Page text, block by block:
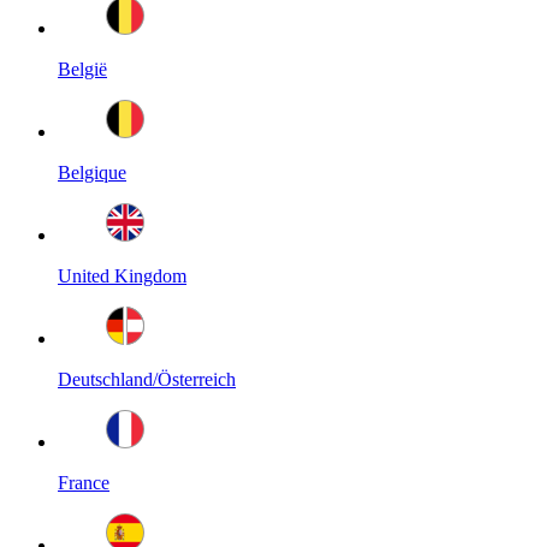
België
Belgique
United Kingdom
Deutschland/Österreich
France